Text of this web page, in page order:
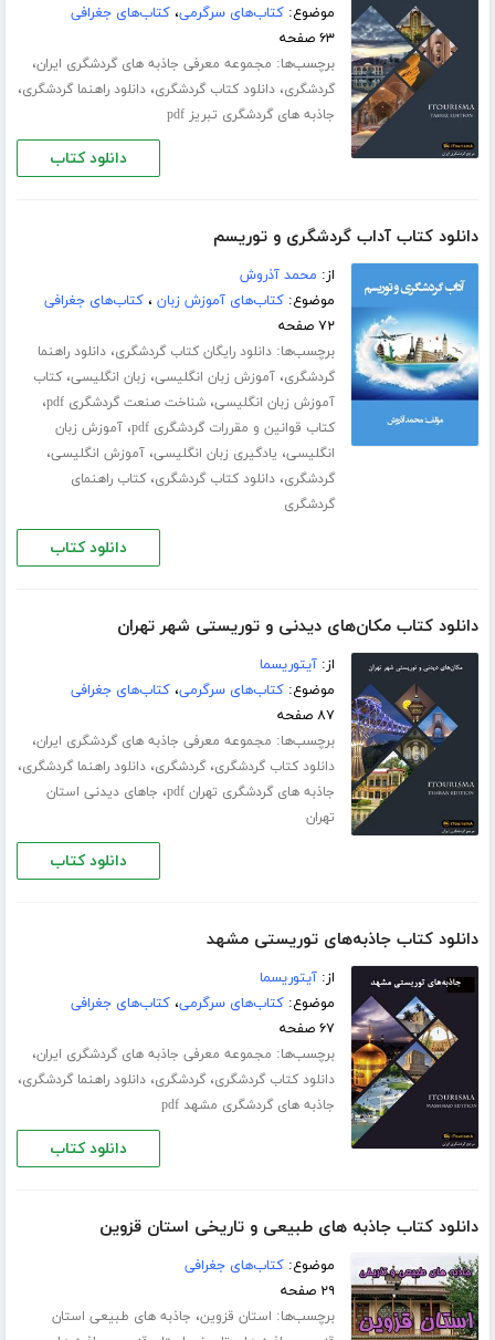
موضوع:کتاب‌های سرگرمی،کتاب‌های جغرافی
۶۳ صفحه
برچسب‌ها: مجموعه معرفی جاذبه های گردشگری ایران،
گردشگری،دانلود کتاب گردشگری،دانلود راهنما گردشگری،
جاذبه های گردشگری تبریز pdf
دانلود کتاب
دانلود کتاب آداب گردشگری و توریسم
از: محمد آذروش
موضوع:کتاب‌های آموزش زبان ،کتاب‌های جغرافی
۷۲ صفحه
برچسب‌ها:دانلود رایگان کتاب گردشگری،دانلود راهنما
گردشگری،آموزش زبان انگلیسی، زبان انگلیسی،کتاب
آموزش زبان انگلیسی،شناخت صنعت گردشگری pdf ،
کتاب قوانین و مقررات گردشگری pdf ،آموزش زبان
انگلیسی، یادگیری زبان انگلیسی،آموزش انگلیسی،
گردشگری،دانلود کتاب گردشگری،کتاب راهنمای
گردشگری
دانلود کتاب
دانلود کتاب مکان‌های دیدنی و توریستی شهر تهران
از:آیتوریسما
موضوع:کتاب‌های سرگرمی،کتاب‌های جغرافی
۸۷ صفحه
برچسب‌ها: مجموعه معرفی جاذبه های گردشگری ایران،
دانلود کتاب گردشگری،گردشگری،دانلود راهنما گردشگری،
جاذبه های گردشگری تهران pdf ، جاهای دیدنی استان
تهران
دانلود کتاب
دانلود کتاب جاذبه‌های توریستی مشهد
از:آیتوریسما
موضوع:کتاب‌های سرگرمی،کتاب‌های جغرافی
۶۷ صفحه
برچسب‌ها: مجموعه معرفی جاذبه های گردشگری ایران،
دانلود کتاب گردشگری،گردشگری،دانلود راهنما گردشگری،
جاذبه های گردشگری مشهد pdf
دانلود کتاب
دانلود کتاب جاذبه های طبیعی و تاریخی استان قزوین
موضوع:کتاب‌های جغرافی
۲۹ صفحه
برچسب‌ها: استان قزوین، جاذبه های طبیعی استان